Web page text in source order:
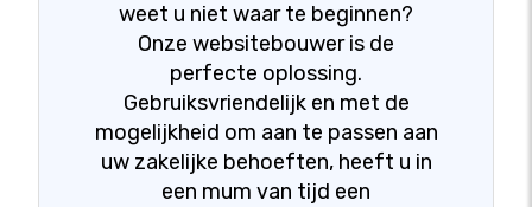
weet u niet waar te beginnen?
Onze websitebouwer is de
perfecte oplossing.
Gebruiksvriendelijk en met de
mogelijkheid om aan te passen aan
uw zakelijke behoeften, heeft u in
een mum van tijd een